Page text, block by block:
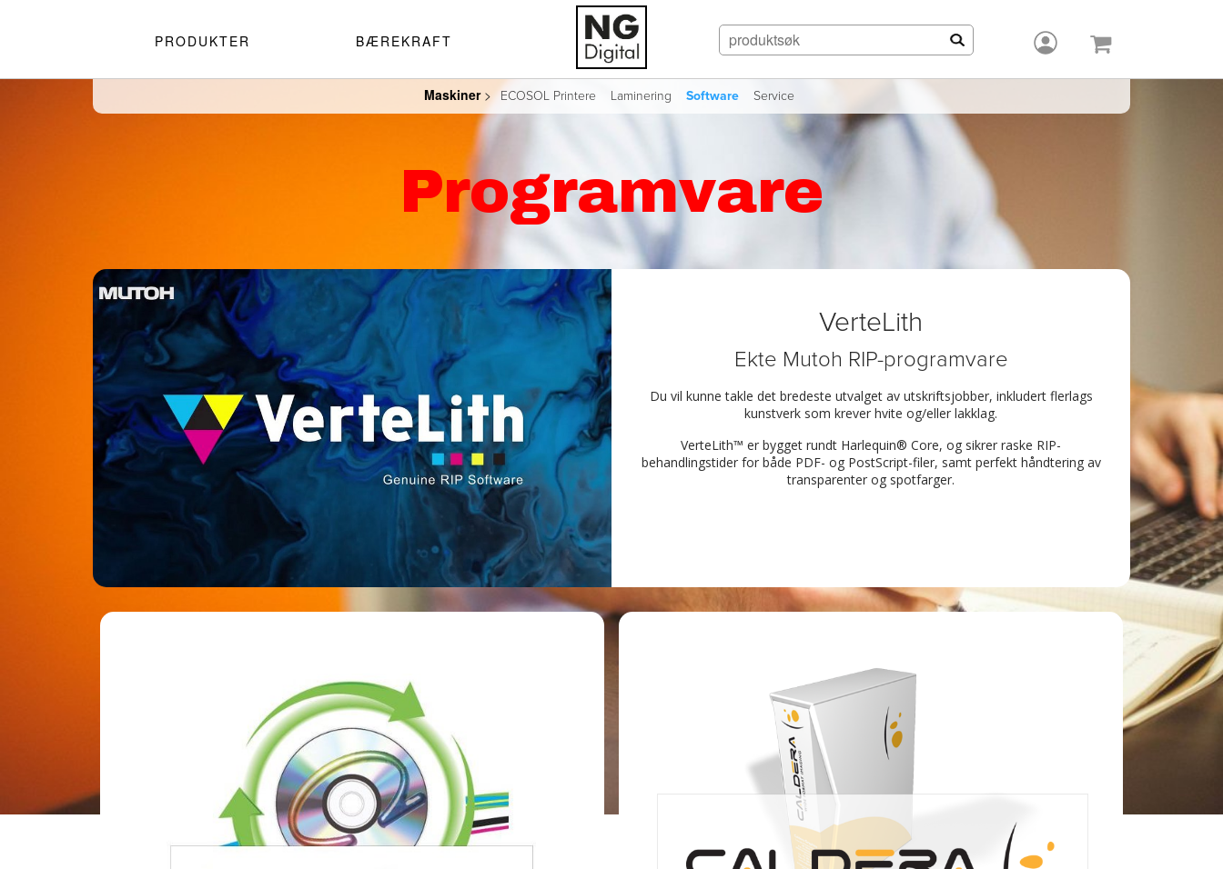
PRODUKTER BÆREKRAFT
Maskiner> ECOSOL Printere Laminering Software Service
Programvare
VerteLith
Ekte Mutoh RIP-programvare
Du vil kunne takle det bredeste utvalget av utskriftsjobber, inkludert flerlags
kunstverk som krever hvite og/eller lakklag.
VerteLith™ er bygget rundt Harlequin® Core, og sikrer raske RIP-
behandlingstider for både PDF- og PostScript-filer, samt perfekt håndtering av
transparenter og spotfarger.